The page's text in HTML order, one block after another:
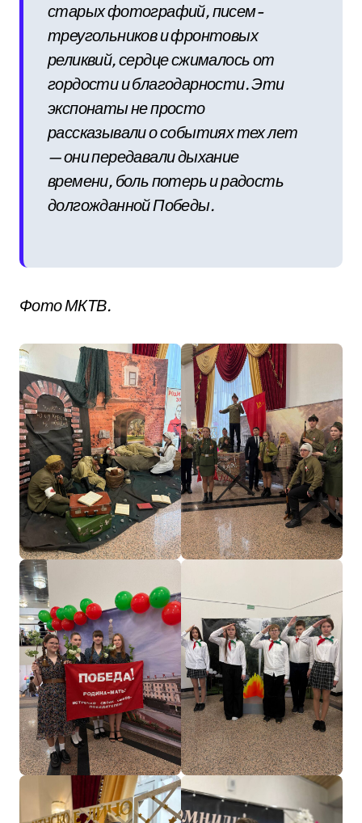
старых фотографий, писем-
треугольников и фронтовых
реликвий, сердце сжималось от
гордости и благодарности. Эти
экспонаты не просто
рассказывали о событиях тех лет
— они передавали дыхание
времени, боль потерь и радость
долгожданной Победы.
Фото МКТВ.